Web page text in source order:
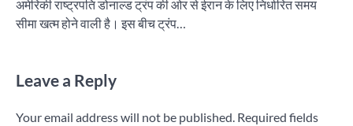
अमेरिकी राष्ट्रपति डोनाल्ड ट्रंप की ओर से ईरान के लिए निर्धारित समय
सीमा खत्म होने वाली है। इस बीच ट्रंप…
Leave a Reply
Your email address will not be published. Required fields